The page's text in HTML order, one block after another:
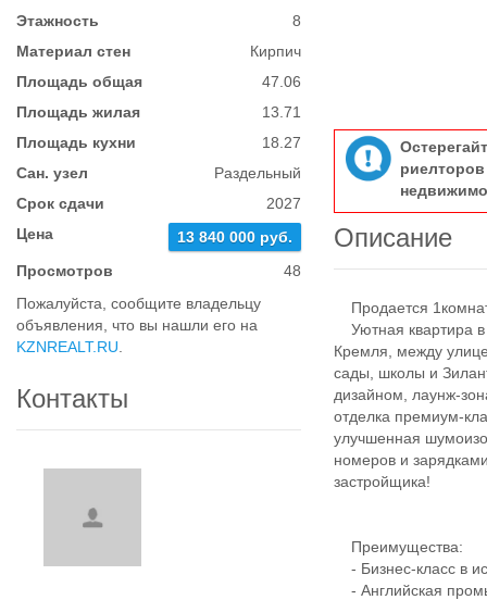
Этажность
8
Материал стен
Кирпич
Площадь общая
47.06
Площадь жилая
13.71
Площадь кухни
18.27
Сан. узел
Раздельный
Срок сдачи
2027
Цена
13 840 000 руб.
Просмотров
48
Пожалуйста, сообщите владельцу
объявления, что вы нашли его на
KZNREALT.RU
Контакты
Описание
Продается
Уютная квартира в
Кремля, между
сады, школы и
дизайном, лаунж-
отделка премиум-
улучшенная
номеров и
застройщика!
Преимущества:
- Бизнес-класс в
- Английская